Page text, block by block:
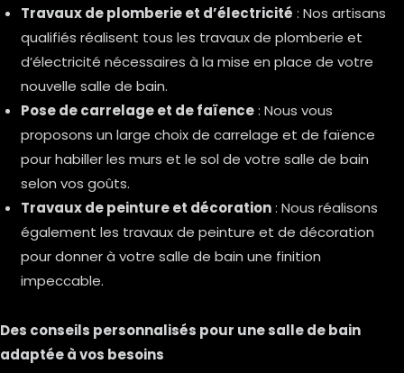
Travaux de plomberie et d’électricité : Nos artisans
qualifiés réalisent tous les travaux de plomberie et
d’électricité nécessaires à la mise en place de votre
nouvelle salle de bain.
Pose de carrelage et de faïence: Nous vous
proposons un large choix de carrelage et de faïence
pour habiller les murs et le sol de votre salle de bain
selon vos goûts.
Travaux de peinture et décoration: Nous réalisons
également les travaux de peinture et de décoration
pour donner à votre salle de bain une finition
impeccable.
Des conseils personnalisés pour une salle de bain
adaptée à vos besoins